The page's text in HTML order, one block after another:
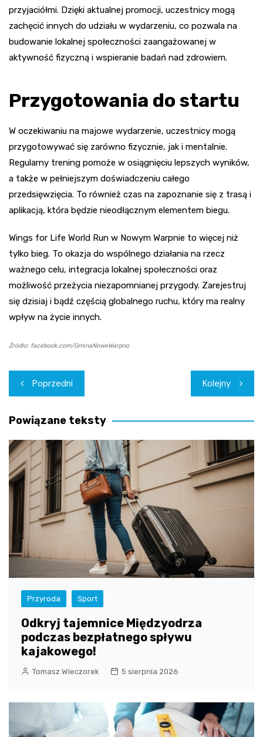
przyjaciółmi. Dzięki aktualnej promocji, uczestnicy mogą
zachęcić innych do udziału w wydarzeniu, co pozwala na
budowanie lokalnej społeczności zaangażowanej w
aktywność fizyczną i wspieranie badań nad zdrowiem.
Przygotowania do startu
W oczekiwaniu na majowe wydarzenie, uczestnicy mogą
przygotowywać się zarówno fizycznie, jak i mentalnie.
Regularny trening pomoże w osiągnięciu lepszych wyników,
a także w pełniejszym doświadczeniu całego
przedsięwzięcia. To również czas na zapoznanie się z trasą i
aplikacją, która będzie nieodłącznym elementem biegu.
Wings for Life World Run w Nowym Warpnie to więcej niż
tylko bieg. To okazja do wspólnego działania na rzecz
ważnego celu, integracja lokalnej społeczności oraz
możliwość przeżycia niezapomnianej przygody. Zarejestruj
się dzisiaj i bądź częścią globalnego ruchu, który ma realny
wpływ na życie innych.
Źródło: facebook.com/GminaNoweWarpno
Nawigacja
wpisu
Poprzedni Kolejny
Powiązane teksty
Przyroda Sport
Odkryj tajemnice Międzyodrza
podczas bezpłatnego spływu
kajakowego!
Tomasz Wieczorek 5 sierpnia 2026